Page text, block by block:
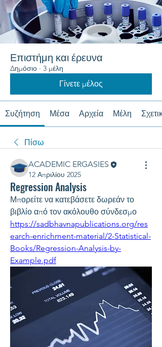
Επιστήμη και έρευνα
Δημόσιο · 3 μέλη
Γίνετε μέλος
Συζήτηση Μέσα Αρχεία Μέλη
Πίσω
ACADEMIC ERGASIES
12 Απριλίου 2025
Regression Analysis
Μπορείτε να κατεβάσετε δωρεάν το
βιβλίο από τον ακόλουθο σύνδεσμο
https://sadbhavnapublications.org/res
earch-enrichment-material/2-Statistical-
Books/Regression-Analysis-by-
Example.pdf